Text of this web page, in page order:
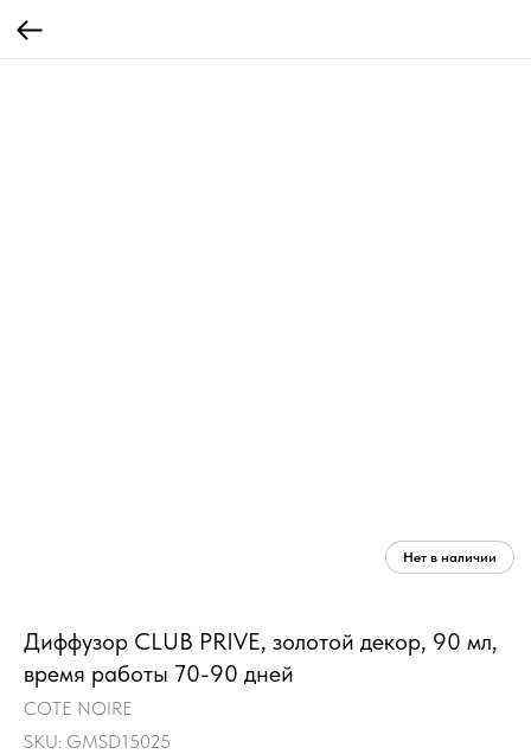
Диффузор CLUB PRIVE, золотой декор, 90 мл,
время работы 70-90 дней
COTE NOIRE
SKU: GMSD15025